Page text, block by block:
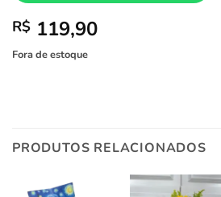
R$ 119,90
Fora de estoque
PRODUTOS RELACIONADOS